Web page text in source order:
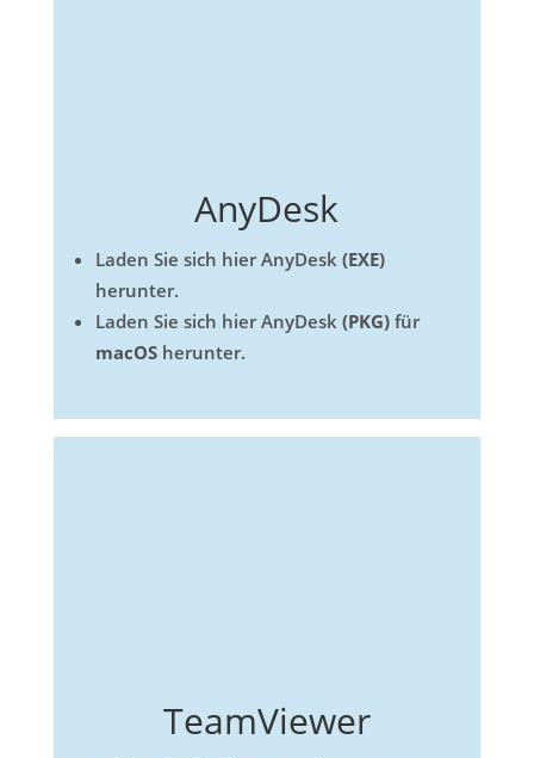
AnyDesk
Laden Sie sich hier AnyDesk(EXE)
herunter.
Laden Sie sich hier AnyDesk (PKG)für
macOSherunter.
TeamViewer